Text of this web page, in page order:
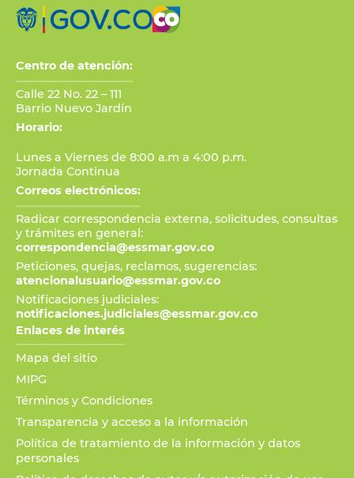
Centro de atención:
Calle 22 No. 22 – 111
Barrio Nuevo Jardín
Horario:
Lunes a Viernes de 8:00 a.m a 4:00 p.m.
Jornada Continua
Correos electrónicos:
Radicar correspondencia externa, solicitudes, consultas
y trámites en general:
correspondencia@essmar.gov.co
Peticiones, quejas, reclamos, sugerencias:
atencionalusuario@essmar.gov.co
Notificaciones judiciales:
notificaciones.judiciales@essmar.gov.co
Enlaces de interés
Mapa del sitio
MIPG
Términos y Condiciones
Transparencia y acceso a la información
Política de tratamiento de la información y datos
personales